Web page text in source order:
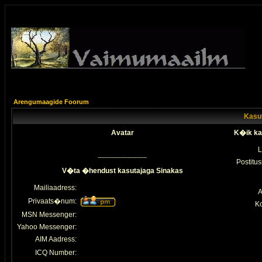
Arengumaagide Foorum
Avatar
K�ik
----------------------------
V�ta �hendust kasutajaga Sinakas
Mailiaadress:
Privaats�num:
MSN Messenger:
Yahoo Messenger:
AIM Aadress:
ICQ Number: